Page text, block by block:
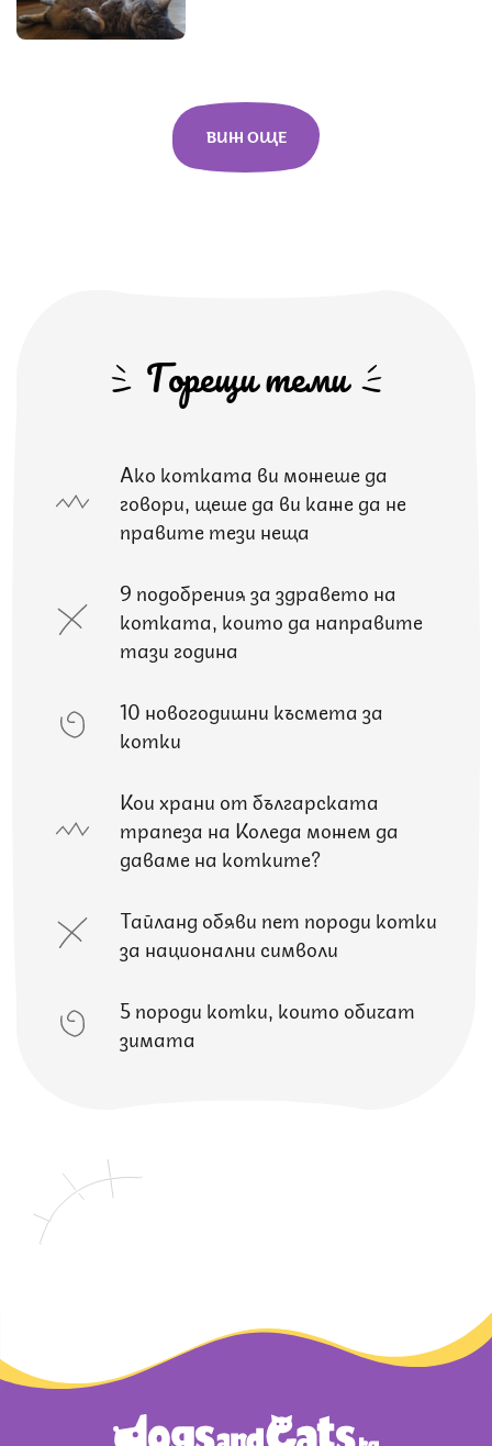
ВИЖ ОЩЕ
Горещи теми
Ако котката ви можеше да
говори, щеше да ви каже да не
правите тези неща
9 подобрения за здравето на
котката, които да направите
тази година
10 новогодишни късмета за
котки
Кои храни от българската
трапеза на Коледа можем да
даваме на котките?
Тайланд обяви пет породи котки
за национални символи
5 породи котки, които обичат
зимата